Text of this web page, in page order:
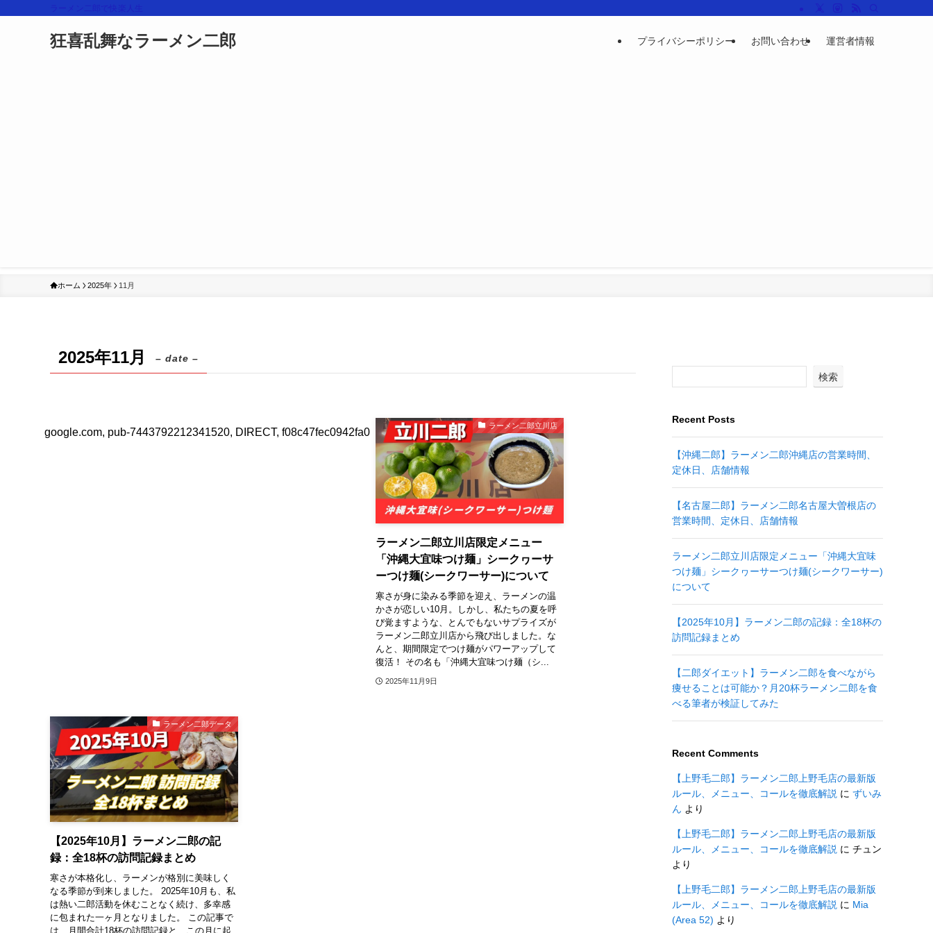
ラーメン二郎で快楽人生
狂喜乱舞なラーメン二郎 プライバシーポリシー お問い合わせ 運営者情報
ホーム 2025年 11月
2025年11月 – date –
google.com, pub-7443792212341520, DIRECT, f08c47fec0942fa0
ラーメン二郎立川店
ラーメン二郎立川店限定メニュー
「沖縄大宜味つけ麺」シークヮーサ
ーつけ麺(シークワーサー)について
寒さが身に染みる季節を迎え、ラーメンの温
かさが恋しい10月。しかし、私たちの夏を呼
び覚ますような、とんでもないサプライズが
ラーメン二郎立川店から飛び出しました。な
んと、期間限定でつけ麺がパワーアップして
復活！ その名も「沖縄大宜味つけ麺（シ...
2025年11月9日
ラーメン二郎データ
【2025年10月】ラーメン二郎の記
録：全18杯の訪問記録まとめ
寒さが本格化し、ラーメンが格別に美味しく
なる季節が到来しました。 2025年10月も、私
は熱い二郎活動を休むことなく続け、多幸感
に包まれた一ヶ月となりました。 この記事で
は、月間合計18杯の訪問記録と、この月に起
検索
Recent Posts
【沖縄二郎】ラーメン二郎沖縄店の営業時間、
定休日、店舗情報
【名古屋二郎】ラーメン二郎名古屋大曽根店の
営業時間、定休日、店舗情報
ラーメン二郎立川店限定メニュー「沖縄大宜味
つけ麺」シークヮーサーつけ麺(シークワーサー)
について
【2025年10月】ラーメン二郎の記録：全18杯の
訪問記録まとめ
【二郎ダイエット】ラーメン二郎を食べながら
痩せることは可能か？月20杯ラーメン二郎を食
べる筆者が検証してみた
Recent Comments
【上野毛二郎】ラーメン二郎上野毛店の最新版
ルール、メニュー、コールを徹底解説 に ずいみ
ん より
【上野毛二郎】ラーメン二郎上野毛店の最新版
ルール、メニュー、コールを徹底解説 に チュン
より
【上野毛二郎】ラーメン二郎上野毛店の最新版
ルール、メニュー、コールを徹底解説 に Mia
(Area 52) より